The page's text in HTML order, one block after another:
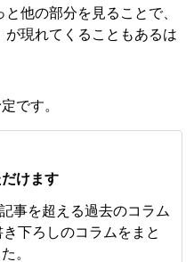
他の部分を見ることで、
現れてくることもあるは
です。
けます
事を超える過去のコラム
下ろしのコラムをまと
。